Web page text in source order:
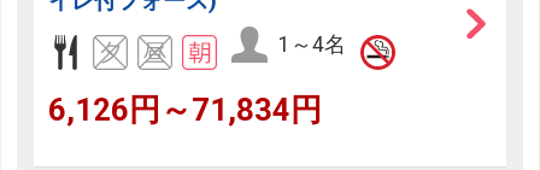
1～4名
6,126円～71,834円